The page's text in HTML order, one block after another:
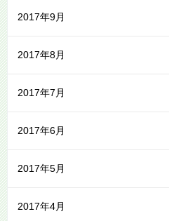
2017年9月
2017年8月
2017年7月
2017年6月
2017年5月
2017年4月